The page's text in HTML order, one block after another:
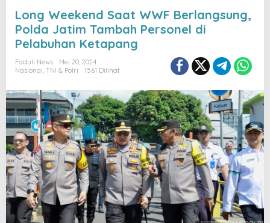
Long Weekend Saat WWF Berlangsung,
Polda Jatim Tambah Personel di
Pelabuhan Ketapang
Faduli News
Mei 20, 2024
Nasional, TNI & Polri 1561 Dilihat